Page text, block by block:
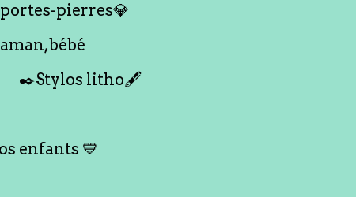
pierres💎
✒️Stylos litho🖋️
enfants 💙